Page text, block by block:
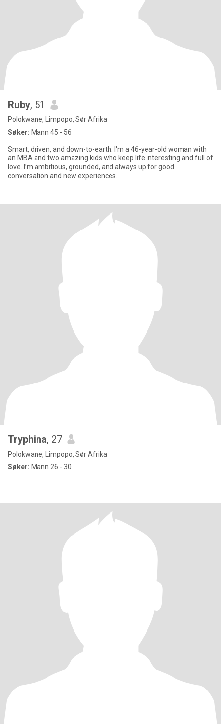
Ruby, 51
Polokwane, Limpopo, Sør Afrika
Søker: Mann 45 - 56
Smart, driven, and down-to-earth. I'm a 46-year-old woman with
an MBA and two amazing kids who keep life interesting and full of
love. I’m ambitious, grounded, and always up for good
conversation and new experiences.
Tryphina, 27
Polokwane, Limpopo, Sør Afrika
Søker: Mann 26 - 30